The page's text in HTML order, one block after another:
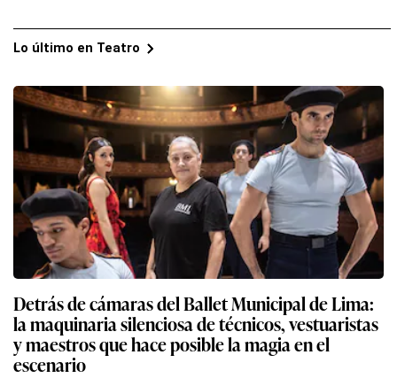
Lo último en Teatro
Detrás de cámaras del Ballet Municipal de Lima:
la maquinaria silenciosa de técnicos, vestuaristas
y maestros que hace posible la magia en el
escenario